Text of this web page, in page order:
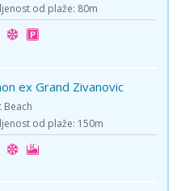
od plaže: 80m
ex Grand Zivanovic
Beach
od plaže: 150m